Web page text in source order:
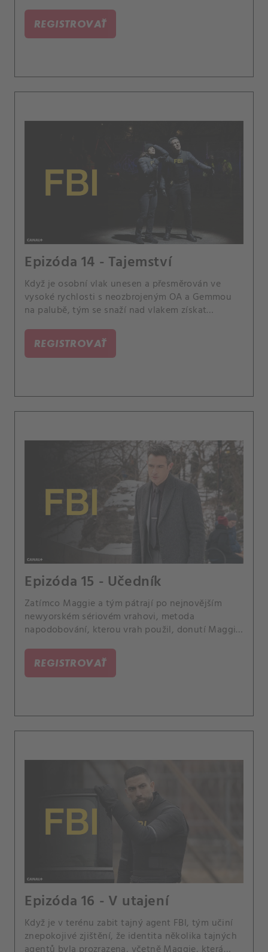
zamýšlenými cíli. Případ se pro Scolu stane
osobním, když se dozví, že jeden z jeho bývalých
REGISTROVAŤ
Epizóda 14 - Tajemství
Když je osobní vlak unesen a přesměrován ve
vysoké rychlosti s neozbrojeným OA a Gemmou
na palubě, tým se snaží nad vlakem získat
REGISTROVAŤ
Epizóda 15 - Učedník
Zatímco Maggie a tým pátrají po nejnovějším
newyorském sériovém vrahovi, metoda
napodobování, kterou vrah použil, donutí Maggie
slashera, kterého poslala za mříže.
REGISTROVAŤ
Epizóda 16 - V utajení
Když je v terénu zabit tajný agent FBI, tým učiní
znepokojivé zjištění, že identita několika tajných